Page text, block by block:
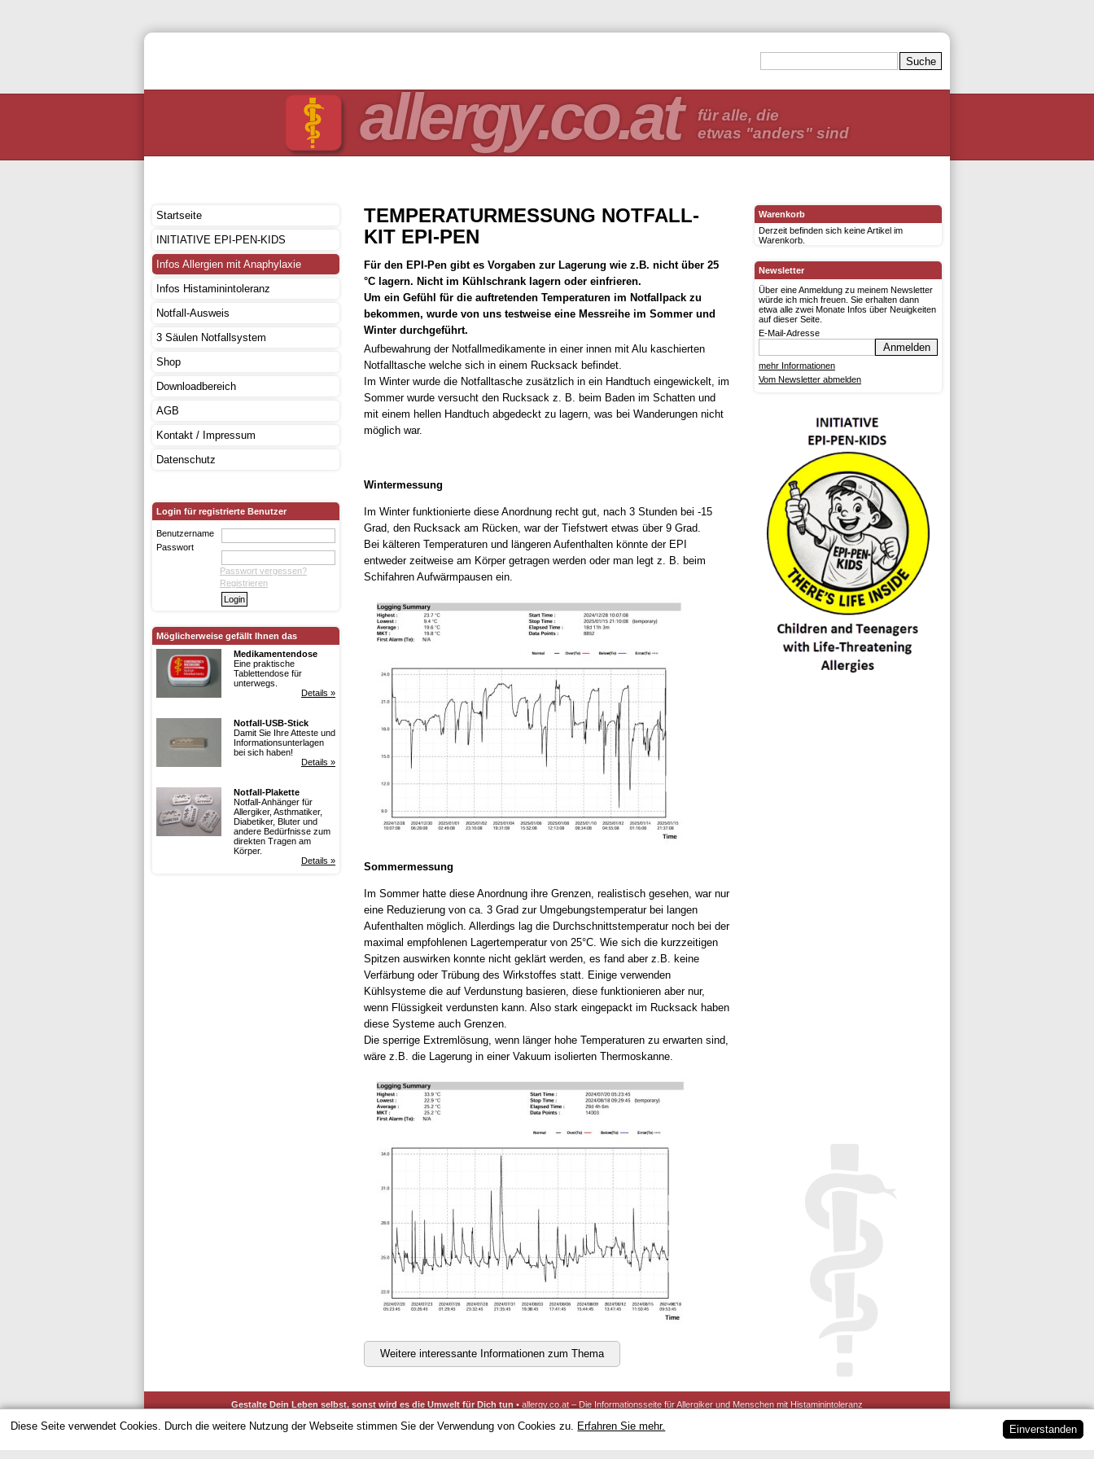
allergy.co.at
für alle, die
etwas "anders" sind
Startseite
INITIATIVE EPI-PEN-KIDS
Infos Allergien mit Anaphylaxie
Infos Histaminintoleranz
Notfall-Ausweis
3 Säulen Notfallsystem
Shop
Downloadbereich
AGB
Kontakt / Impressum
Datenschutz
Login für registrierte Benutzer
Benutzername
Passwort
Passwort vergessen?
Registrieren
Möglicherweise gefällt Ihnen das
Medikamentendose
Eine praktische
Tablettendose für
unterwegs.
Details »
Notfall-USB-Stick
Damit Sie Ihre Atteste und
Informationsunterlagen
bei sich haben!
Details »
Notfall-Plakette
Notfall-Anhänger für
Allergiker, Asthmatiker,
Diabetiker, Bluter und
andere Bedürfnisse zum
direkten Tragen am
Körper.
Details »
TEMPERATURMESSUNG NOTFALL-
KIT EPI-PEN
Für den EPI-Pen gibt es Vorgaben zur Lagerung wie z.B. nicht über 25
°C lagern. Nicht im Kühlschrank lagern oder einfrieren.
Um ein Gefühl für die auftretenden Temperaturen im Notfallpack zu
bekommen, wurde von uns testweise eine Messreihe im Sommer und
Winter durchgeführt.
Aufbewahrung der Notfallmedikamente in einer innen mit Alu kaschierten
Notfalltasche welche sich in einem Rucksack befindet.
Im Winter wurde die Notfalltasche zusätzlich in ein Handtuch eingewickelt, im
Sommer wurde versucht den Rucksack z. B. beim Baden im Schatten und
mit einem hellen Handtuch abgedeckt zu lagern, was bei Wanderungen nicht
möglich war.
Wintermessung
Im Winter funktionierte diese Anordnung recht gut, nach 3 Stunden bei -15
Grad, den Rucksack am Rücken, war der Tiefstwert etwas über 9 Grad.
Bei kälteren Temperaturen und längeren Aufenthalten könnte der EPI
entweder zeitweise am Körper getragen werden oder man legt z. B. beim
Schifahren Aufwärmpausen ein.
Sommermessung
Im Sommer hatte diese Anordnung ihre Grenzen, realistisch gesehen, war nur
eine Reduzierung von ca. 3 Grad zur Umgebungstemperatur bei langen
Aufenthalten möglich. Allerdings lag die Durchschnittstemperatur noch bei der
maximal empfohlenen Lagertemperatur von 25°C. Wie sich die kurzzeitigen
Spitzen auswirken konnte nicht geklärt werden, es fand aber z.B. keine
Verfärbung oder Trübung des Wirkstoffes statt. Einige verwenden
Kühlsysteme die auf Verdunstung basieren, diese funktionieren aber nur,
wenn Flüssigkeit verdunsten kann. Also stark eingepackt im Rucksack haben
diese Systeme auch Grenzen.
Die sperrige Extremlösung, wenn länger hohe Temperaturen zu erwarten sind,
wäre z.B. die Lagerung in einer Vakuum isolierten Thermoskanne.
Weitere interessante Informationen zum Thema
Warenkorb
Derzeit befinden sich keine Artikel im
Warenkorb.
Newsletter
Über eine Anmeldung zu meinem Newsletter
würde ich mich freuen. Sie erhalten dann
etwa alle zwei Monate Infos über Neuigkeiten
auf dieser Seite.
E-Mail-Adresse
mehr Informationen
Vom Newsletter abmelden
Gestalte Dein Leben selbst, sonst wird es die Umwelt für Dich tun• allergy.co.at – Die Informationsseite für Allergiker und Menschen mit Histaminintoleranz
Diese Seite verwendet Cookies. Durch die weitere Nutzung der Webseite stimmen Sie der Verwendung von Cookies zu. Erfahren Sie mehr. Ein­ver­standen